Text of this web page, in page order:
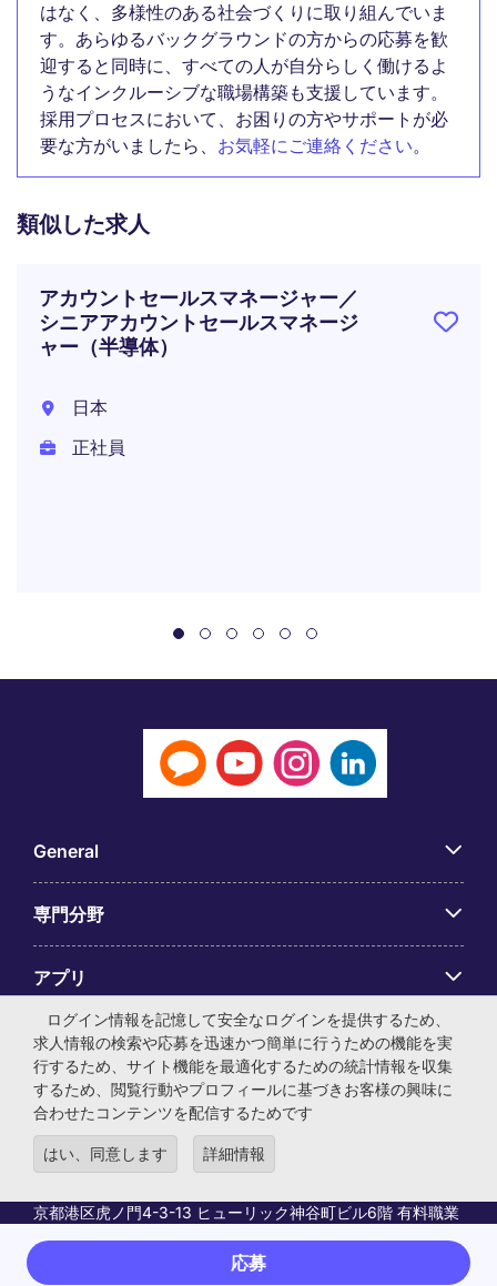
応募
はなく、多様性のある社会づくりに取り組んでいま
す。あらゆるバックグラウンドの方からの応募を歓
迎すると同時に、すべての人が自分らしく働けるよ
うなインクルーシブな職場構築も支援しています。
採用プロセスにおいて、お困りの方やサポートが必
要な方がいましたら、 お気軽にご連絡ください。
類似した求人
アカウントセールスマネージャー／
シニアアカウントセールスマネージ
ャー（半導体）
日本
正社員
General
専門分野
アプリ
Employer Centre
© マイケル・ペイジ・インターナショナル・ジャパン株式会
京都港区虎ノ門4-3-13 ヒューリック神谷町ビル6階 有料職業
紹介事業許可番号：13-ユ-040405 ／ 労働者派遣事業許可番
ログイン情報を記憶して安全なログインを提供するため、
求人情報の検索や応募を迅速かつ簡単に行うための機能を実
行するため、サイト機能を最適化するための統計情報を収集
するため、閲覧行動やプロフィールに基づきお客様の興味に
合わせたコンテンツを配信するためです
はい、同意します 詳細情報